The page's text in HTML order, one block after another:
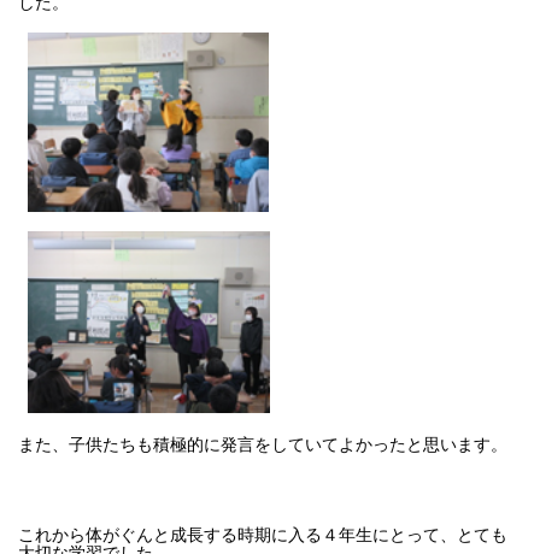
また、子供たちも積極的に発言をしていてよかったと思います。
これから体がぐんと成長する時期に入る４年生にとって、とても